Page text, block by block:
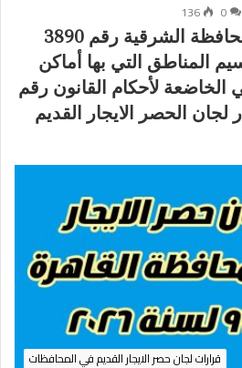
0
136
قرار لجان الحصر بمحافظة الشرقية رقم 3890
تقسيم المناطق التي بها أماكن
لأحكام القانون رقم
٢٠٢٥- قرار لجان الحصر الايجار القديم
قرارات لجان حصر الايجار القديم في المحافظات